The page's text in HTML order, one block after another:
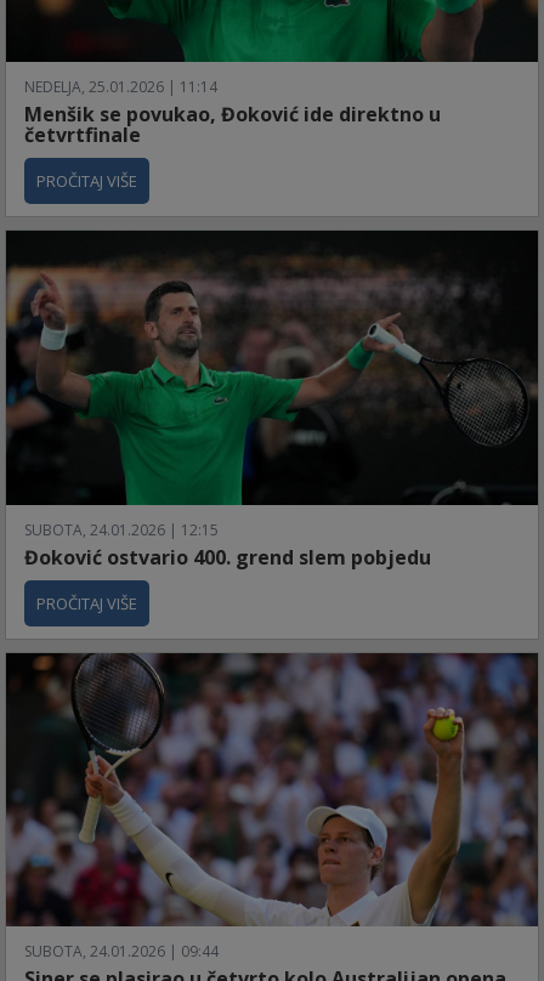
NEDELJA, 25.01.2026 | 11:14
Menšik se povukao, Đoković ide direktno u
četvrtfinale
PROČITAJ VIŠE
SUBOTA, 24.01.2026 | 12:15
Đoković ostvario 400. grend slem pobjedu
PROČITAJ VIŠE
SUBOTA, 24.01.2026 | 09:44